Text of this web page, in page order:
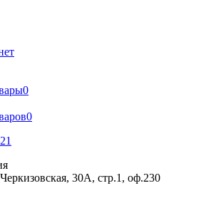
0
0
30А, стр.1, оф.230